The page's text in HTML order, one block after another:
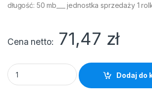
długość: 50 mb___ jednostka sprzedaży 1
Cena netto 71,47 zł
Papier rolka do plotera 1067x50m/80g
Dodaj do